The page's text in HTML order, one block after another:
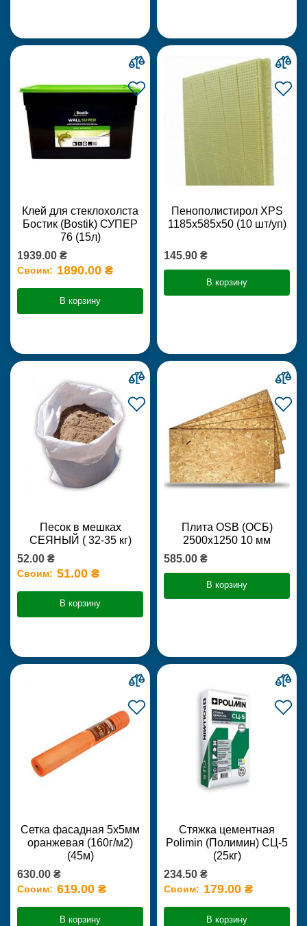
Клей для стеклохолста
Бостик (Bostik) СУПЕР
76 (15л)
1939.00 ₴
Своим: 1890.00 ₴
В корзину
Пенополистирол XPS
1185х585х50 (10 шт/уп)
145.90 ₴
В корзину
Песок в мешках
СЕЯНЫЙ ( 32-35 кг)
52.00 ₴
Своим: 51.00 ₴
В корзину
Плита OSB (ОСБ)
2500х1250 10 мм
585.00 ₴
В корзину
Сетка фасадная 5х5мм
оранжевая (160г/м2)
(45м)
630.00 ₴
Своим: 619.00 ₴
В корзину
Стяжка цементная
Polimin (Полимин) СЦ-5
(25кг)
234.50 ₴
Своим: 179.00 ₴
В корзину